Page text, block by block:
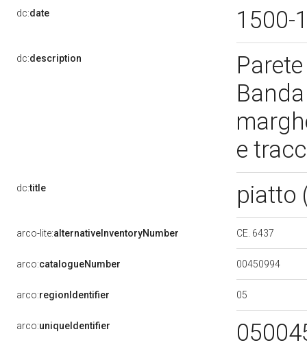
dc:date 1500-
dc:description
e
dc:title piatto
arco-lite:alternativeInventoryNumber CE. 6437
arco:catalogueNumber 00450994
arco:regionIdentifier 05
arco:uniqueIdentifier